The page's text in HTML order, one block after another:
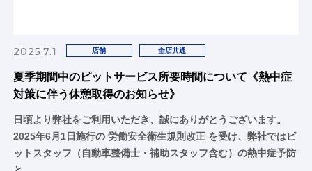
2025.7.1 店舗 全店共通
夏季期間中のピットサービス所要時間について《熱中症
対策に伴う休憩取得のお知らせ》
日頃より弊社をご利用いただき、誠にありがとうございます。
2025年6月1日施行の 労働安全衛生規則改正 を受け、弊社ではピ
ットスタッフ（自動車整備士・補助スタッフ含む）の熱中症予防